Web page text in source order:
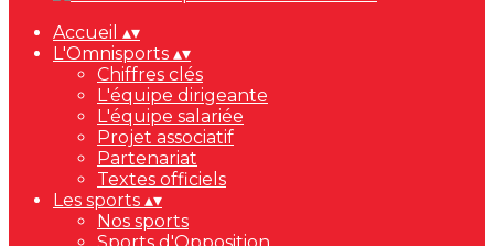
Accueil ▴▾
L'Omnisports ▴▾
Chiffres clés
L'équipe dirigeante
L'équipe salariée
Projet associatif
Partenariat
Textes officiels
Les sports ▴▾
Nos sports